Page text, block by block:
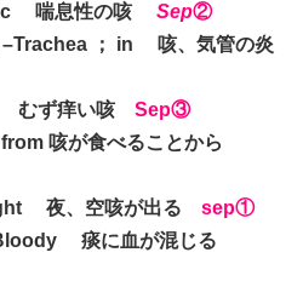
喘息性の咳
Sep②
； in 咳、気管の炎
むず痒い咳 Sep③
咳が食べることから
夜、空咳が出る sep①
痰に血が混じる